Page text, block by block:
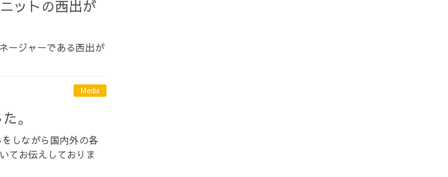
ットの西出が
ージャーである西出が
Media
。
しながら国内外の各
てお伝えしておりま